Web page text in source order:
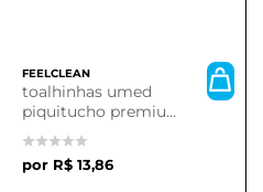
FEELCLEAN
toalhinhas umed
piquitucho premium
| 120 unidades em
flowpack
R$ 13,86